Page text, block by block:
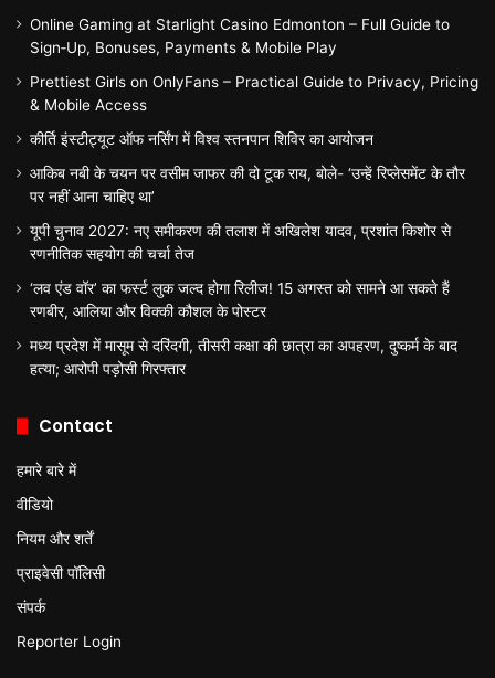
Online Gaming at Starlight Casino Edmonton – Full Guide to
Sign‑Up, Bonuses, Payments & Mobile Play
Prettiest Girls on OnlyFans – Practical Guide to Privacy, Pricing
& Mobile Access
कीर्ति इंस्टीट्यूट ऑफ नर्सिंग में विश्व स्तनपान शिविर का आयोजन
आकिब नबी के चयन पर वसीम जाफर की दो टूक राय, बोले- ‘उन्हें रिप्लेसमेंट के तौर
पर नहीं आना चाहिए था’
यूपी चुनाव 2027: नए समीकरण की तलाश में अखिलेश यादव, प्रशांत किशोर से
रणनीतिक सहयोग की चर्चा तेज
‘लव एंड वॉर’ का फर्स्ट लुक जल्द होगा रिलीज! 15 अगस्त को सामने आ सकते हैं
रणबीर, आलिया और विक्की कौशल के पोस्टर
मध्य प्रदेश में मासूम से दरिंदगी, तीसरी कक्षा की छात्रा का अपहरण, दुष्कर्म के बाद
हत्या; आरोपी पड़ोसी गिरफ्तार
Contact
हमारे बारे में
वीडियो
नियम और शर्तें
प्राइवेसी पॉलिसी
संपर्क
Reporter Login